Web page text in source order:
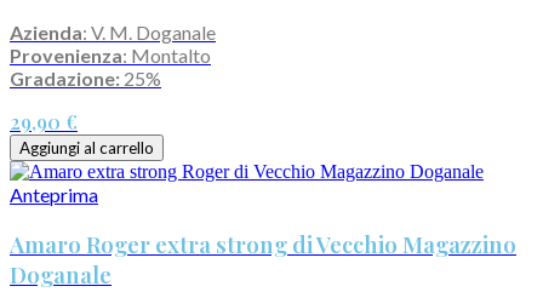
Azienda: V. M. Doganale
Provenienza: Montalto
Gradazione: 25%
29,90 €
Aggiungi al carrello
Anteprima
Amaro Roger extra strong di Vecchio Magazzino
Doganale